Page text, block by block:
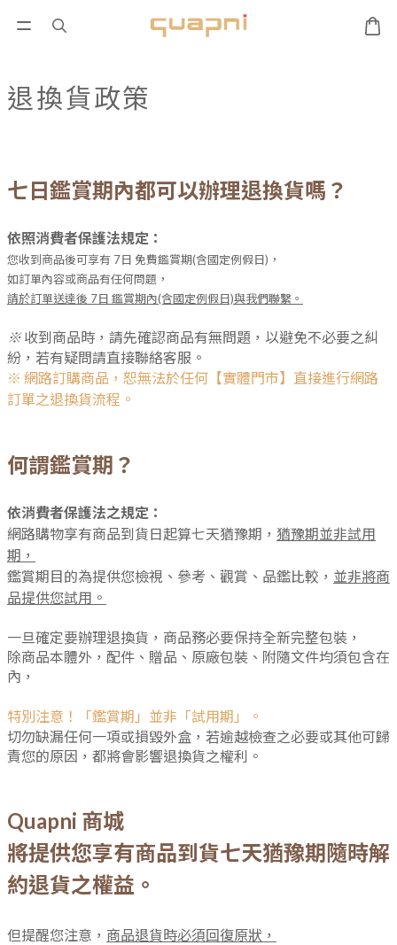
退換貨政策
七日鑑賞期內都可以辦理退換貨嗎？
依照消費者保護法規定：
您收到商品後可享有 7日 免費鑑賞期(含國定例假日)，
如訂單內容或商品有任何問題，
請於訂單送達後 7日 鑑賞期內(含國定例假日)與我們聯繫。
※ 收到商品時，請先確認商品有無問題，以避免不必要之糾
紛，若有疑問請直接聯絡客服。
※ 網路訂購商品，恕無法於任何【實體門市】直接進行網路
訂單之退換貨流程。
何謂鑑賞期？
依消費者保護法之規定：
網路購物享有商品到貨日起算七天猶豫期， 猶豫期並非試用
期，
鑑賞期目的為提供您檢視、參考、觀賞、品鑑比較， 並非將商
品提供您試用。
一旦確定要辦理退換貨，商品務必要保持全新完整包裝，
除商品本體外，配件、贈品、原廠包裝、附隨文件均須包含在
內，
特別注意！「鑑賞期」並非「試用期」。
切勿缺漏任何一項或損毀外盒，若逾越檢查之必要或其他可歸
責您的原因，都將會影響退換貨之權利。
Quapni 商城
將提供您享有商品到貨七天猶豫期隨時解
約退貨之權益。
但提醒您注意， 商品退貨時必須回復原狀，